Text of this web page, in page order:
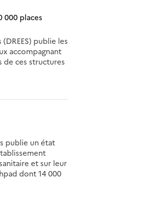
000 places
publie les
accompagnant
de ces structures
publie un état
et sur leur
dont 14 000